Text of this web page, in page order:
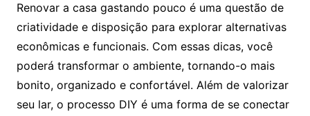
Renovar a casa gastando pouco é uma questão de
criatividade e disposição para explorar alternativas
econômicas e funcionais. Com essas dicas, você
poderá transformar o ambiente, tornando-o mais
bonito, organizado e confortável. Além de valorizar
seu lar, o processo DIY é uma forma de se conectar